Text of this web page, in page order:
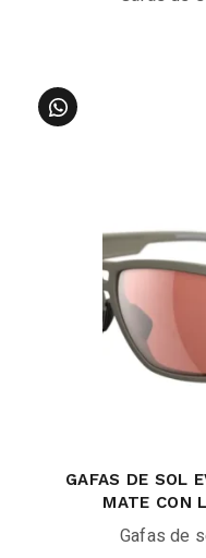
GAFAS DE SOL
MATE CON
Gafas de